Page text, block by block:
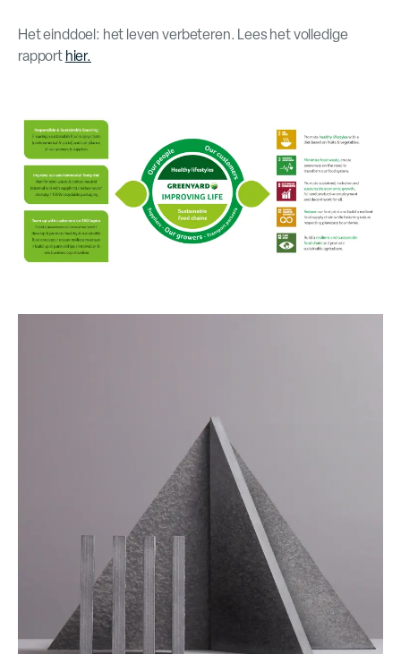
Het einddoel: het leven verbeteren. Lees het volledige
rapporthier.